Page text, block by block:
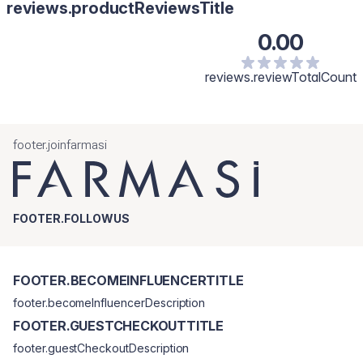
reviews.productReviewsTitle
0.00
reviews.reviewTotalCount
footer.joinfarmasi
FOOTER.FOLLOWUS
FOOTER.BECOMEINFLUENCERTITLE
footer.becomeInfluencerDescription
FOOTER.GUESTCHECKOUTTITLE
footer.guestCheckoutDescription